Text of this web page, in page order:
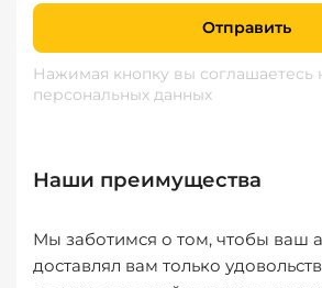
Отправить
Нажимая кнопку вы соглашаетесь
персональных данных
Наши преимущества
Мы заботимся о том, чтобы ваш
доставлял вам только